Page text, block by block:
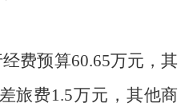
费预算60.65万元 ，其
差旅费1.5万元 ，其他商